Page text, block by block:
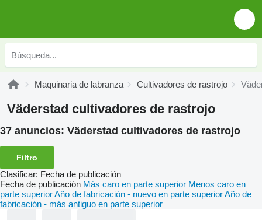
Maquinaria de labranza Cultivadores de rastrojo
Väderstad cultivadores de rastrojo
37 anuncios: Väderstad cultivadores de rastrojo
Filtro
Clasificar: Fecha de publicación
Fecha de publicación Más caro en parte superior Menos caro en
parte superiorAño de fabricación - nuevo en parte superiorAño de
fabricación - más antiguo en parte superior